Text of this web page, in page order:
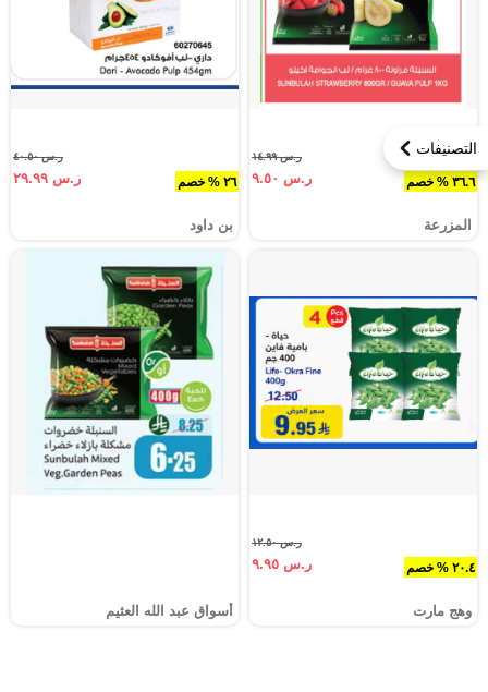
التصنيفات
٣٦.٦ % خصم
ر.س ١٤.٩٩
ر.س ٩.٥٠
المزرعة
٢٦ % خصم
ر.س ٤٠.٥٠
ر.س ٢٩.٩٩
بن داود
٢٠.٤ % خصم
ر.س ١٢.٥٠
ر.س ٩.٩٥
وهج مارت أسواق عبد الله العثيم